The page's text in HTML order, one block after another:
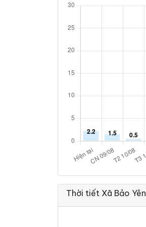
Thời tiết Xã Bảo Yên